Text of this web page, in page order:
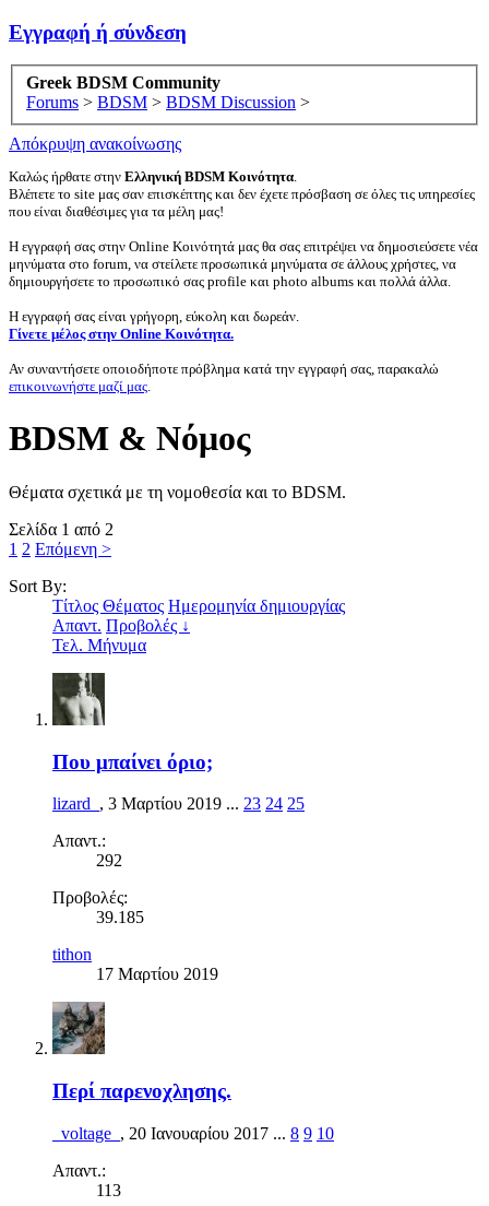
Εγγραφή ή σύνδεση
Greek BDSM Community
Forums > BDSM > BDSM Discussion >
Απόκρυψη ανακοίνωσης
Καλώς ήρθατε στην Ελληνική BDSM Κοινότητα.
Βλέπετε το site μας σαν επισκέπτης και δεν έχετε πρόσβαση σε όλες τις υπηρεσίες
που είναι διαθέσιμες για τα μέλη μας!
Η εγγραφή σας στην Online Κοινότητά μας θα σας επιτρέψει να δημοσιεύσετε νέα
μηνύματα στο forum, να στείλετε προσωπικά μηνύματα σε άλλους χρήστες, να
δημιουργήσετε το προσωπικό σας profile και photo albums και πολλά άλλα.
Η εγγραφή σας είναι γρήγορη, εύκολη και δωρεάν.
Γίνετε μέλος στην Online Κοινότητα.
Αν συναντήσετε οποιοδήποτε πρόβλημα κατά την εγγραφή σας, παρακαλώ
επικοινωνήστε μαζί μας.
BDSM & Νόμος
Θέματα σχετικά με τη νομοθεσία και το BDSM.
Σελίδα 1 από 2
1 2 Επόμενη >
Sort By:
Τίτλος Θέματος Ημερομηνία δημιουργίας
Απαντ. Προβολές ↓
Τελ. Μήνυμα
Που μπαίνει όριο;
lizard_ , 3 Μαρτίου 2019 ... 23 24 25
Απαντ.:
292
Προβολές:
39.185
tithon
17 Μαρτίου 2019
Περί παρενοχλησης.
_voltage_ , 20 Ιανουαρίου 2017 ... 8 9 10
Απαντ.:
113